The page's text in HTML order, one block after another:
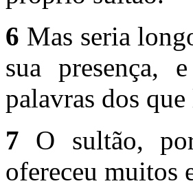
6 Mas seria
sua presença,
palavras dos
7 O sultão,
ofereceu muitos